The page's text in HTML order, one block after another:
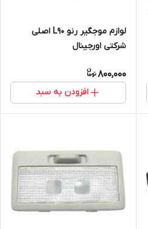
لوازم موجگیر رنو L90 اصلی
شرکتی اورجینال
800,000
افزودن به سبد